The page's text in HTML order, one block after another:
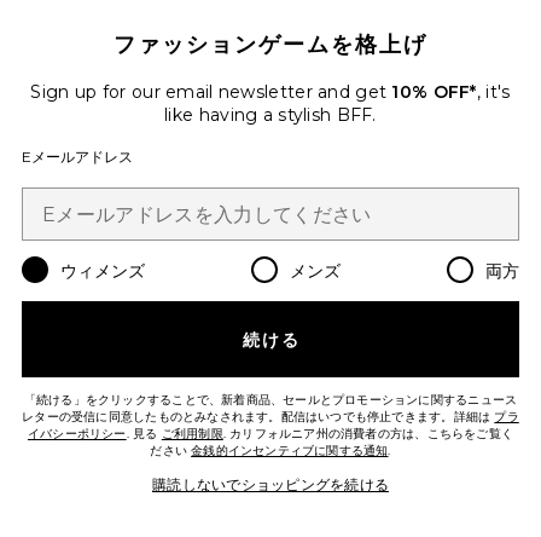
WASHED LINEN PLEATED
$188
ファッションゲームを格上げ
Sign up for our email newsletter and get 10% OFF*, it's
like having a stylish BFF.
Eメールアドレス
ウィメンズ メンズ 両方
続ける
「続ける」をクリックすることで、新着商品、セールとプロモーションに関するニュース
レターの受信に同意したものとみなされます。配信はいつでも停止できます。詳細は プラ
イバシーポリシー. 見る ご利用制限. カリフォルニア州の消費者の方は、こちらをご覧く
ださい金銭的インセンティブに関する通知.
購読しないでショッピングを続ける